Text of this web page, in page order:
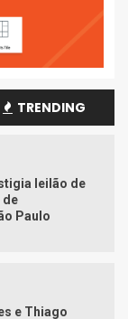
TRENDING
leilão de
de
Paulo
e Thiago